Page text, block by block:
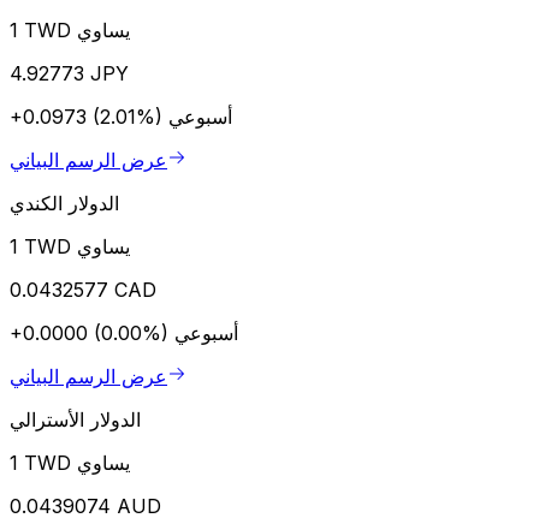
1 TWD يساوي
4.92773 JPY
+0.0973 (2.01%) أسبوعي
عرض الرسم البياني
الدولار الكندي
1 TWD يساوي
0.0432577 CAD
+0.0000 (0.00%) أسبوعي
عرض الرسم البياني
الدولار الأسترالي
1 TWD يساوي
0.0439074 AUD